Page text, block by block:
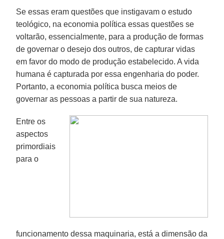
Se essas eram questões que instigavam o estudo
teológico, na economia política essas questões se
voltarão, essencialmente, para a produção de formas
de governar o desejo dos outros, de capturar vidas
em favor do modo de produção estabelecido. A vida
humana é capturada por essa engenharia do poder.
Portanto, a economia política busca meios de
governar as pessoas a partir de sua natureza.
Entre os
aspectos
primordiais
para o
funcionamento dessa maquinaria, está a dimensão da